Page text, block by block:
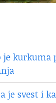
je kurkuma
je svest i